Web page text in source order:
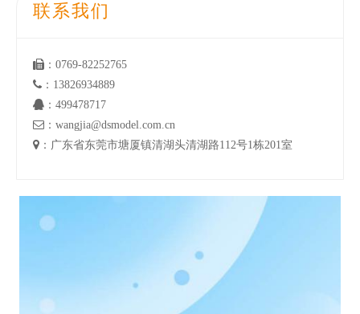
联系我们
 ：0769-82252765
 ：13826934889
 ：499478717
 ：wangjia@dsmodel.com.cn
 ：广东省东莞市塘厦镇清湖头清湖路112号1栋201室